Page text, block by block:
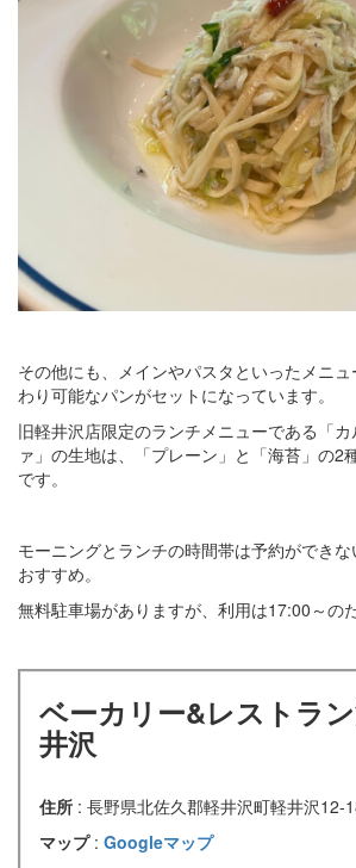
その他にも、メインやパスタといったメニ
わり可能なパンがセットになっています。
旧軽井沢店限定のランチメニューである「
ァ」の生地は、「プレーン」と「海苔」の2
です。
モーニングとランチの時間帯は予約ができ
おすすめ。
無料駐車場がありますが、利用は17:00～の
ベーカリー&レストラ
井沢
住所 : 長野県北佐久郡軽井沢町軽井沢12-
マップ : Googleマップ